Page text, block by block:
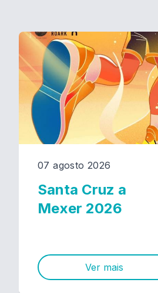
07 agosto 2026
Santa Cruz a
Mexer 2026
Ver mais